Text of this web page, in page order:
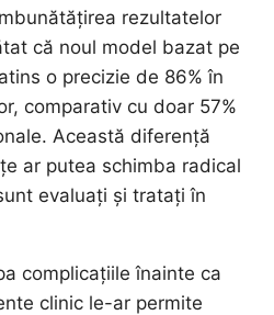
rezultatelor
că noul model bazat pe
o precizie de 86% în
comparativ cu doar 57%
Această diferență
ar putea schimba radical
evaluați și tratați în
complicațiile înainte ca
clinic le-ar permite